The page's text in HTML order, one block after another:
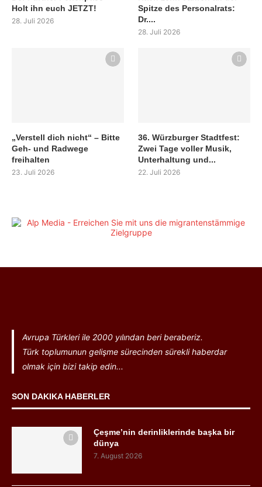
Holt ihn euch JETZT!
28. Juli 2026
Spitze des Personalrats:
Dr....
28. Juli 2026
„Verstell dich nicht“ – Bitte
Geh- und Radwege
freihalten
23. Juli 2026
36. Würzburger Stadtfest:
Zwei Tage voller Musik,
Unterhaltung und...
22. Juli 2026
Avrupa Türkleri ile 2000 yılından beri beraberiz.
Türk toplumunun gelişme sürecinden sürekli haberdar
olmak için bizi takip edin...
SON DAKIKA HABERLER
Çeşme’nin derinliklerinde başka bir
dünya
7. August 2026